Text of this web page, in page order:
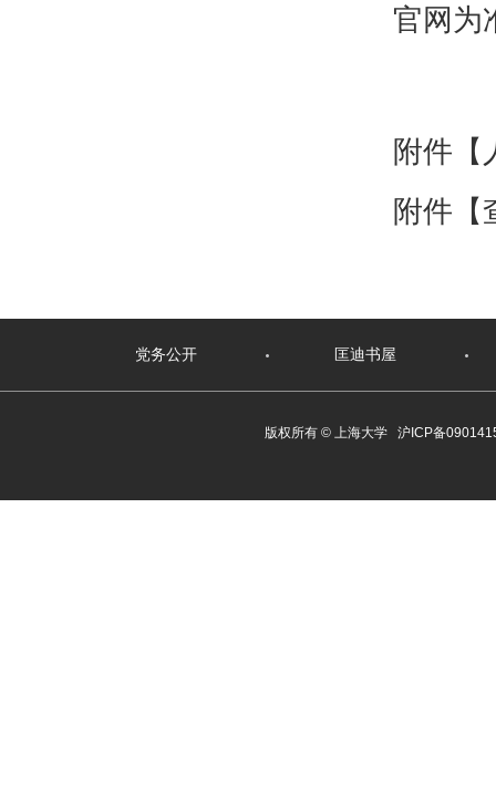
官网为
附件【
附件【
党务公开 匡迪书屋
版权所有 © 上海大学 沪ICP备